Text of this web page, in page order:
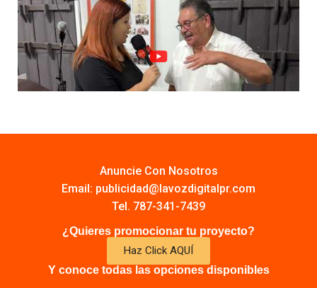
Anuncie Con Nosotros
Email: publicidad@lavozdigitalpr.com
Tel. 787-341-7439
¿Quieres promocionar tu proyecto?
Haz Click AQUÍ
Y conoce todas las opciones disponibles